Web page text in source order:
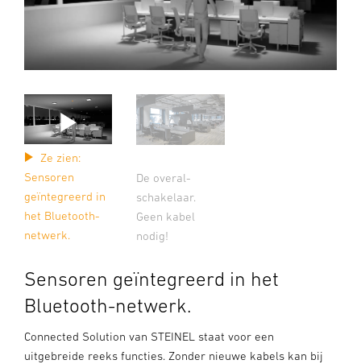
Ze zien:
Sensoren
geïntegreerd in
het Bluetooth-
netwerk.
De overal-
schakelaar.
Geen kabel
nodig!
Sensoren geïntegreerd in het
Bluetooth-netwerk.
Connected Solution van STEINEL staat voor een
uitgebreide reeks functies. Zonder nieuwe kabels kan bij